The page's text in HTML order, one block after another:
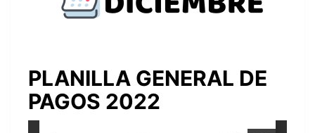
PLANILLA GENERAL DE
PAGOS 2022